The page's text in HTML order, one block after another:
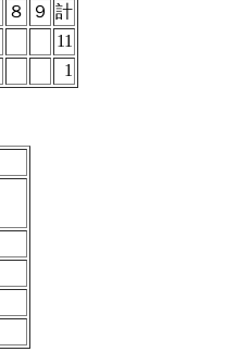
８ ９ 計
11
1